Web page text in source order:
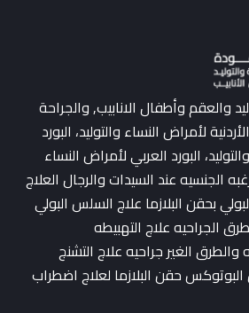
والعقم وأطفال الانابيب, والجراحة
لأمراض النساء والتوليد، البورد
البورد العربي لأمراض النساء
الجنسيه عند السيدات والرجال العلاج
بحقن البلازما علاج السلس البولي
الجراحيه علاج التهبيطه
والطرق الغير جراحيه علاج التشنج
البوتوكس حقن البلازما لعلاج اضطراب